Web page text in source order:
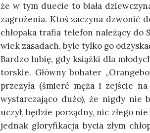
że w tym duecie to bia­ła
zagro­że­nia. Ktoś zaczy­na dzwo­nić
chło­pa­ka tra­fia tele­fon nale­żą­cy
wiek zasa­dach, byle tyl­ko go
Bar­dzo lubię, gdy książ­ki dla
tor­skie. Głów­ny boha­ter
prze­ży­ła (śmierć męża i zej­ście
wystar­cza­ją­co dużo), że nigdy nie
uczył, będzie porząd­ny, nic złe­go
jed­nak glo­ry­fi­ka­cja bycia złym